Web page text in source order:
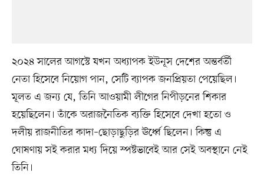
২০২৪ সালের আগস্টে যখন অধ্যাপক ইউনূস দেশের অন্তর্বর্তী
নেতা হিসেবে নিয়োগ পান, সেটি ব্যাপক জনপ্রিয়তা পেয়েছিল।
মূলত এ জন্য যে, তিনি আওয়ামী লীগের নিপীড়নের শিকার
হয়েছিলেন। তাঁকে অরাজনৈতিক ব্যক্তি হিসেবে দেখা হতো ও
দলীয় রাজনীতির কাদা–ছোড়াছুড়ির ঊর্ধ্বে ছিলেন। কিন্তু এ
ঘোষণায় সই করার মধ্য দিয়ে স্পষ্টভাবেই আর সেই অবস্থানে নেই
তিনি।